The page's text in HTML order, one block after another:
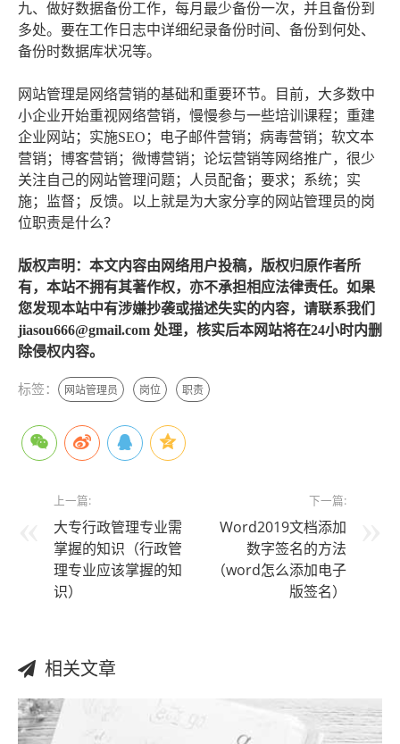
九、做好数据备份工作，每月最少备份一次，并且备份到
多处。要在工作日志中详细纪录备份时间、备份到何处、
备份时数据库状况等。
网站管理是网络营销的基础和重要环节。目前，大多数中
小企业开始重视网络营销，慢慢参与一些培训课程；重建
企业网站；实施SEO；电子邮件营销；病毒营销；软文本
营销；博客营销；微博营销；论坛营销等网络推广，很少
关注自己的网站管理问题；人员配备；要求；系统；实
施；监督；反馈。以上就是为大家分享的网站管理员的岗
位职责是什么？
版权声明：本文内容由网络用户投稿，版权归原作者所
有，本站不拥有其著作权，亦不承担相应法律责任。如果
您发现本站中有涉嫌抄袭或描述失实的内容，请联系我们
jiasou666@gmail.com 处理，核实后本网站将在24小时内删
除侵权内容。
标签： 网站管理员 岗位 职责
上一篇:
大专行政管理专业需
掌握的知识（行政管
理专业应该掌握的知
识）
下一篇:
Word2019文档添加
数字签名的方法
（word怎么添加电子
版签名）
相关文章